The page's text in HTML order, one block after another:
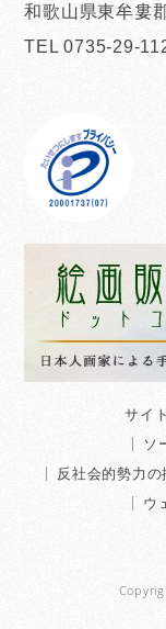
和歌山県東牟婁
TEL 0735-29-
サイ
ソ
反社会的勢力
ウ